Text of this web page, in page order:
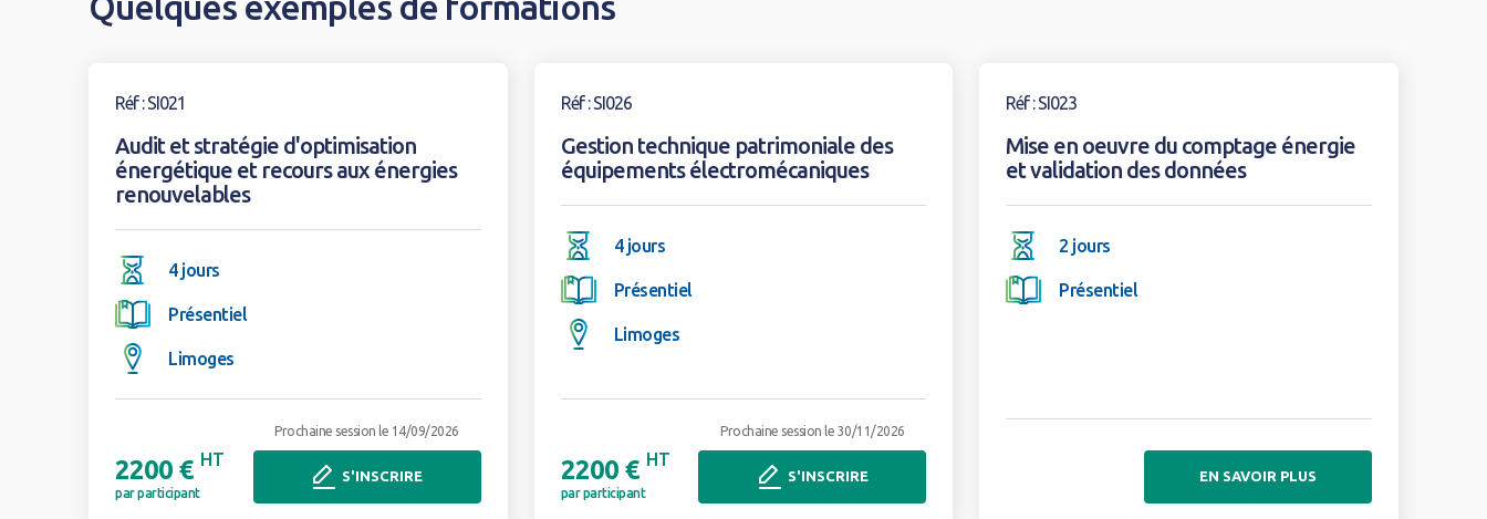
Réf : SI021
Audit et stratégie d'optimisation
énergétique et recours aux énergies
renouvelables
4 jours
Présentiel
Limoges
2200 € HT
par participant
Prochaine session le 14/09/2026
S'INSCRIRE
Réf : SI026
Gestion technique patrimoniale des
équipements électromécaniques
4 jours
Présentiel
Limoges
2200 € HT
par participant
Prochaine session le 30/11/2026
S'INSCRIRE
Réf : SI023
Mise en oeuvre du comptage énergie
et validation des données
2 jours
Présentiel
EN SAVOIR PLUS